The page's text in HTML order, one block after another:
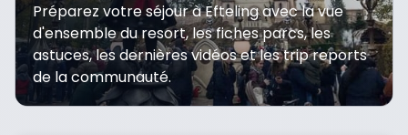
Préparez votre séjour à Efteling avec la vue
d'ensemble du resort, les fiches parcs, les
astuces, les dernières vidéos et les trip reports
de la communauté.